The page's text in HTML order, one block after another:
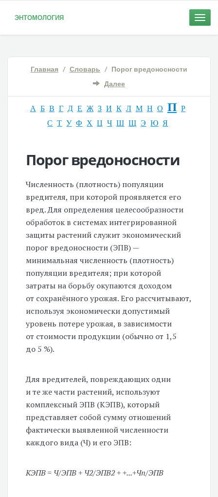
ЭНТОМОЛОГИЯ
Toggle
Главная / Словарь / Порог вредоносности
Далее
А Б В Г Д Е Ж З И К Л М Н О П Р
С Т У Ф Х Ц Ч Ш Щ Э Ю Я
Порог вредоносности
Численность (плотность) популяции
вредителя, при которой проявляется его
вред. Для определения целесообразности
обработок в системах интегрированной
защиты растений служит экономический
порог вредоносности (ЭПВ) —
минимальная численность (плотность)
популяции вредителя; при которой
затраты на борьбу окупаются доходом
от сохранённого урожая. Его рассчитывают,
используя экономически допустимый
уровень потере урожая, в зависимости
от стоимости продукции (обычно от 1,5
до 5 %).
Для вредителей, повреждающих одни
и те же части растений, используют
комплексный ЭПВ (КЭПВ), который
представляет собой сумму отношений
фактически выявленной численности
каждого вида (Ч) и его ЭПВ:
КЭПВ = Ч/ЭПВ + Ч2/ЭПВ2 + +...+Чп/ЭПВ